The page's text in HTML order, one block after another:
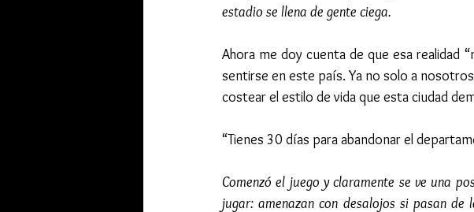
estadio se llena de gente ciega.
Ahora me doy cuenta de que esa realidad
sentirse en este país. Ya no solo a
costear el estilo de vida que esta ciudad
“Tienes 30 días para abandonar el
Comenzó el juego y claramente se ve una
jugar: amenazan con desalojos si pasan